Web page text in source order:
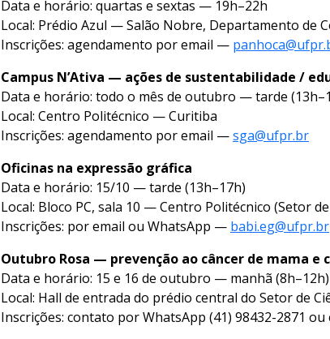
Data e horário: quartas e sextas — 19h–22h
Local: Prédio Azul — Salão Nobre, Departamento de
Inscrições: agendamento por email —
Campus N’Ativa — ações de sustentabilidade /
Data e horário: todo o mês de outubro — tarde
Local: Centro Politécnico — Curitiba
Inscrições: agendamento por email —sga@ufpr.br
Oficinas na expressão gráfica
Data e horário: 15/10 — tarde (13h–17h)
Local: Bloco PC, sala 10 — Centro Politécnico (Setor
Inscrições: por email ou WhatsApp — babi.eg@ufpr.br
Outubro Rosa — prevenção ao câncer de mama e
Data e horário: 15 e 16 de outubro — manhã
Local: Hall de entrada do prédio central do Setor de
Inscrições: contato por WhatsApp (41) 98432-2871